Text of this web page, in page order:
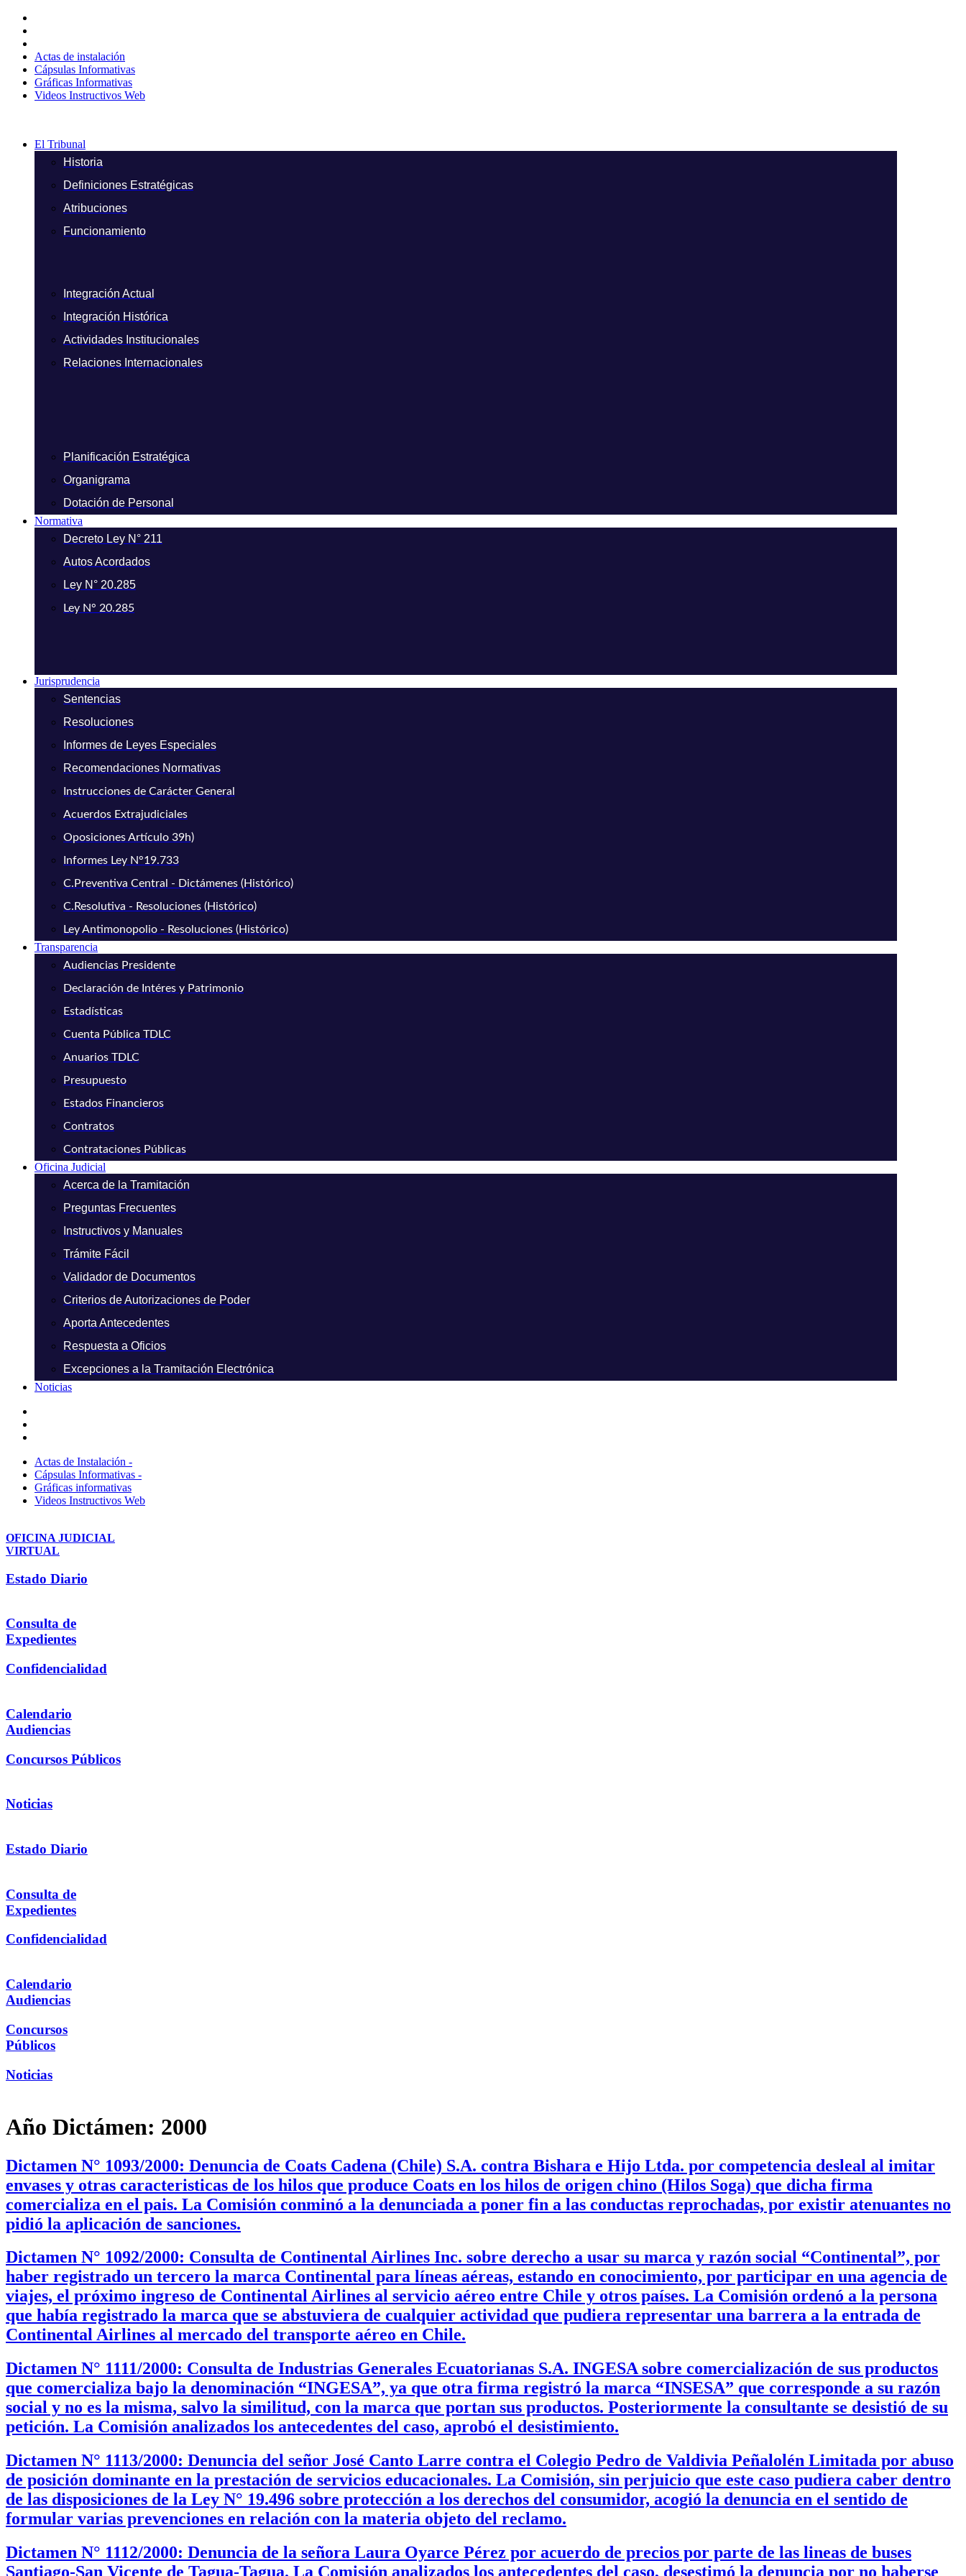
contenido
Actas de instalación
Cápsulas Informativas
Gráficas Informativas
Videos Instructivos Web
El Tribunal
Historia
Definiciones Estratégicas
Atribuciones
Funcionamiento
Integración Actual
Integración Histórica
Actividades Institucionales
Relaciones Internacionales
Planificación Estratégica
Organigrama
Dotación de Personal
Normativa
Decreto Ley N° 211
Autos Acordados
Ley N° 20.285
Ley N° 20.285
Jurisprudencia
Sentencias
Resoluciones
Informes de Leyes Especiales
Recomendaciones Normativas
Instrucciones de Carácter General
Acuerdos Extrajudiciales
Oposiciones Artículo 39h)
Informes Ley N°19.733
C.Preventiva Central - Dictámenes (Histórico)
C.Resolutiva - Resoluciones (Histórico)
Ley Antimonopolio - Resoluciones (Histórico)
Transparencia
Audiencias Presidente
Declaración de Intéres y Patrimonio
Estadísticas
Cuenta Pública TDLC
Anuarios TDLC
Presupuesto
Estados Financieros
Contratos
Contrataciones Públicas
Oficina Judicial
Acerca de la Tramitación
Preguntas Frecuentes
Instructivos y Manuales
Trámite Fácil
Validador de Documentos
Criterios de Autorizaciones de Poder
Aporta Antecedentes
Respuesta a Oficios
Excepciones a la Tramitación Electrónica
Noticias
Actas de Instalación -
Cápsulas Informativas -
Gráficas informativas
Videos Instructivos Web
OFICINA JUDICIAL
VIRTUAL
Estado Diario
Consulta de
Expedientes
Confidencialidad
Calendario
Audiencias
Concursos Públicos
Noticias
Estado Diario
Consulta de
Expedientes
Confidencialidad
Calendario
Audiencias
Concursos
Públicos
Noticias
Año Dictámen: 2000
Dictamen N° 1093/2000: Denuncia de Coats Cadena (Chile) S.A. contra Bishara e Hijo Ltda. por competencia desleal al imitar
envases y otras caracteristicas de los hilos que produce Coats en los hilos de origen chino (Hilos Soga) que dicha firma
comercializa en el pais. La Comisión conminó a la denunciada a poner fin a las conductas reprochadas, por existir atenuantes no
pidió la aplicación de sanciones.
Dictamen N° 1092/2000: Consulta de Continental Airlines Inc. sobre derecho a usar su marca y razón social “Continental”, por
haber registrado un tercero la marca Continental para líneas aéreas, estando en conocimiento, por participar en una agencia de
viajes, el próximo ingreso de Continental Airlines al servicio aéreo entre Chile y otros países. La Comisión ordenó a la persona
que había registrado la marca que se abstuviera de cualquier actividad que pudiera representar una barrera a la entrada de
Continental Airlines al mercado del transporte aéreo en Chile.
Dictamen N° 1111/2000: Consulta de Industrias Generales Ecuatorianas S.A. INGESA sobre comercialización de sus productos
que comercializa bajo la denominación “INGESA”, ya que otra firma registró la marca “INSESA” que corresponde a su razón
social y no es la misma, salvo la similitud, con la marca que portan sus productos. Posteriormente la consultante se desistió de su
petición. La Comisión analizados los antecedentes del caso, aprobó el desistimiento.
Dictamen N° 1113/2000: Denuncia del señor José Canto Larre contra el Colegio Pedro de Valdivia Peñalolén Limitada por abuso
de posición dominante en la prestación de servicios educacionales. La Comisión, sin perjuicio que este caso pudiera caber dentro
de las disposiciones de la Ley N° 19.496 sobre protección a los derechos del consumidor, acogió la denuncia en el sentido de
formular varias prevenciones en relación con la materia objeto del reclamo.
Dictamen N° 1112/2000: Denuncia de la señora Laura Oyarce Pérez por acuerdo de precios por parte de las lineas de buses
Santiago-San Vicente de Tagua-Tagua. La Comisión analizados los antecedentes del caso, desestimó la denuncia por no haberse